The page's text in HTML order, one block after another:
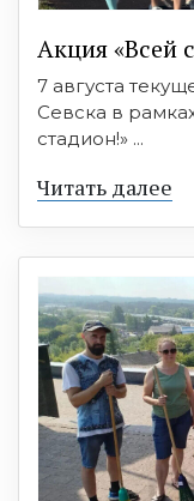
Акция «Всей
7 августа
Севска в
стадион!» ...
Читать далее